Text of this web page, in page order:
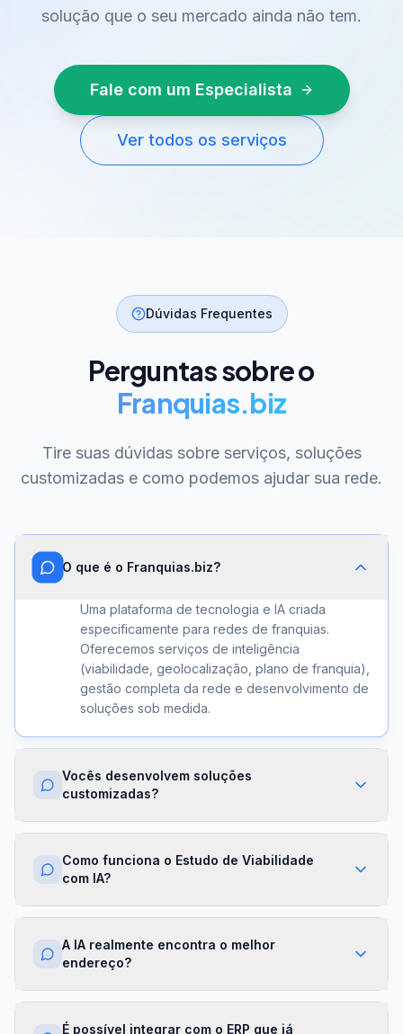
solução que o seu mercado ainda não tem.
Fale com um Especialista
Ver todos os serviços
Dúvidas Frequentes
Perguntas sobre o
Franquias.biz
Tire suas dúvidas sobre serviços, soluções
customizadas e como podemos ajudar sua rede.
O que é o Franquias.biz?
Uma plataforma de tecnologia e IA criada
especificamente para redes de franquias.
Oferecemos serviços de inteligência
(viabilidade, geolocalização, plano de franquia),
gestão completa da rede e desenvolvimento de
soluções sob medida.
Vocês desenvolvem soluções
customizadas?
Sim. Além dos módulos prontos, criamos
algoritmos proprietários e APIs sob demanda.
sua franqueadora.
Como funciona o Estudo de Viabilidade
com IA?
Nossa IA cruza dados de mercado,
financeiras para gerar um score de viabilidade
por região. Você recebe um relatório completo
com recomendações em minutos.
A IA realmente encontra o melhor
endereço?
Sim. O módulo de Geolocalização cruza fluxo
É possível integrar com o ERP que já